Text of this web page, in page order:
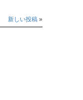
新しい投稿 »